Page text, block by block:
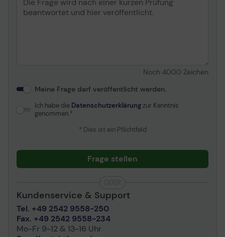
Noch 4000 Zeichen
Meine Frage darf veröffentlicht werden.
Ich habe die Datenschutzerklärungzur Kenntnis
genommen.
* Dies ist ein Pflichtfeld
Frage stellen
Kundenservice & Support
Tel. +49 2542 9558-250
Fax. +49 2542 9558-234
Mo-Fr 9-12 & 13-16 Uhr